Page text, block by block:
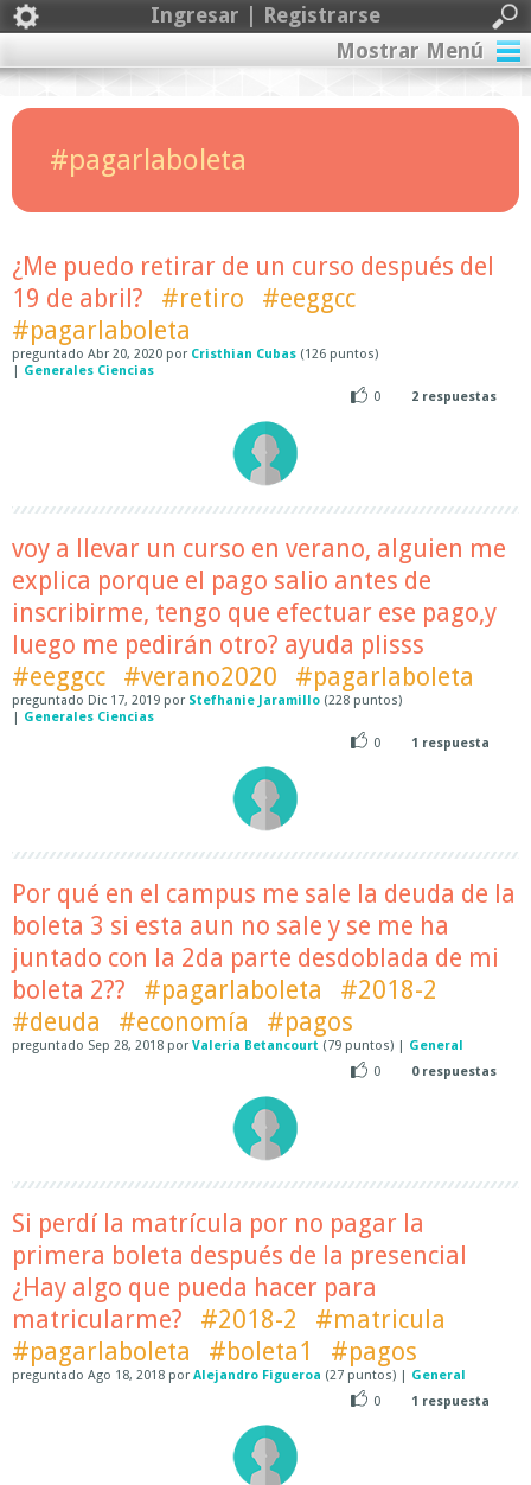
Ingresar | Registrarse
Mostrar Menú
#pagarlaboleta
¿Me puedo retirar de un curso después del
19 de abril?
#retiro
#eeggcc
#pagarlaboleta
preguntado Abr 20, 2020 por Cristhian Cubas (126 puntos)
| Generales Ciencias
0
2 respuestas
voy a llevar un curso en verano, alguien me
explica porque el pago salio antes de
inscribirme, tengo que efectuar ese pago,y
luego me pedirán otro? ayuda plisss
#eeggcc
#verano2020 #pagarlaboleta
preguntado Dic 17, 2019 por Stefhanie Jaramillo (228 puntos)
| Generales Ciencias
0
1 respuesta
Por qué en el campus me sale la deuda de la
boleta 3 si esta aun no sale y se me ha
juntado con la 2da parte desdoblada de mi
boleta 2??
#pagarlaboleta
#2018-2
#deuda
#economía #pagos
preguntado Sep 28, 2018 por Valeria Betancourt (79 puntos) | General
0
0respuestas
Si perdí la matrícula por no pagar la
primera boleta después de la presencial
¿Hay algo que pueda hacer para
matricularme?
#2018-2
#matricula
#pagarlaboleta
#boleta1 #pagos
preguntado Ago 18, 2018 por Alejandro Figueroa (27 puntos) | General
0
1 respuesta